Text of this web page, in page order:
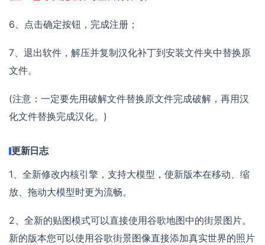
6、点击确定按钮，完成注册；
7、退出软件，解压并复制汉化补丁到安装文件夹中替换原
文件。
(注意：一定要先用破解文件替换原文件完成破解，再用汉
化文件替换完成汉化。)
更新日志
1、全新修改内核引擎，支持大模型，使新版本在移动、缩
放、拖动大模型时更为流畅。
2、全新的贴图模式可以直接使用谷歌地图中的街景图片。
新的版本您可以使用谷歌街景图像直接添加真实世界的照片